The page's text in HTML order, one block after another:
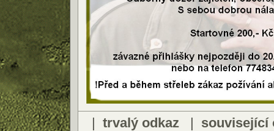
| trvalý odkaz | související